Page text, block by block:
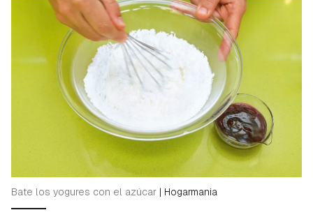
Bate los yogures con el azúcar | Hogarmania